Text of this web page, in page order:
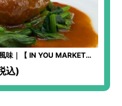
味｜【 IN YOU MARKET限
いお料理を食べさせてあげ
料オーガニックのフレンチ
り！お肉が大好きな方には
込)